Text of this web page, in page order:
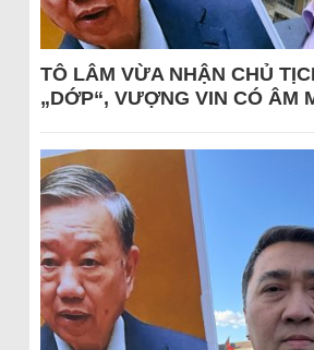
TÔ LÂM VỪA NHẬN CHỦ
„DỚP“, VƯỢNG VIN CÓ ÂM